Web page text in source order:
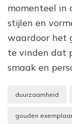
momenteel in
stijlen en
waardoor het
te vinden dat
smaak en
duurzaamheid
gouden exemplaar